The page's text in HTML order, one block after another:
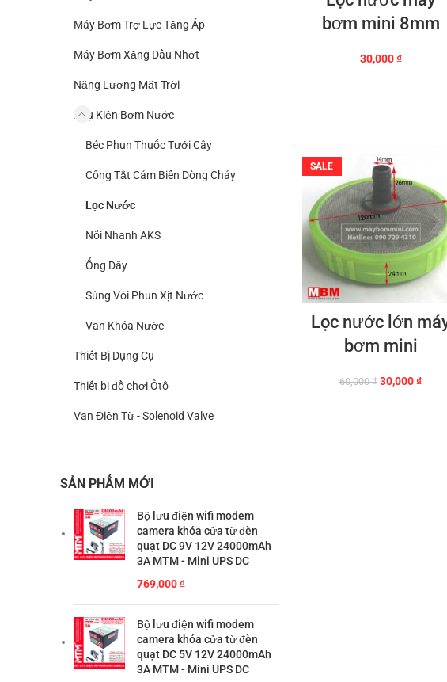
Máy Bơm Trợ Lực Tăng Áp
Máy Bơm Xăng Dầu Nhớt
Năng Lượng Mặt Trời
Phụ Kiện Bơm Nước
Béc Phun Thuốc Tưới Cây
Công Tắt Cảm Biến Dòng Chảy
Lọc Nước
Nối Nhanh AKS
Ống Dây
Súng Vòi Phun Xịt Nước
Van Khóa Nước
Thiết Bị Dụng Cụ
Thiết bị đồ chơi Ôtô
Van Điện Từ - Solenoid Valve
SẢN PHẨM MỚI
Bộ lưu điện wifi modem
camera khóa cửa từ đèn
quạt DC 9V 12V 24000mAh
3A MTM - Mini UPS DC
769,000₫
Bộ lưu điện wifi modem
camera khóa cửa từ đèn
quạt DC 5V 12V 24000mAh
3A MTM - Mini UPS DC
bơm mini 8mm
30,000₫
SALE
Lọc nước lớn
bơm mini
60,000₫ Giá
30,000₫Giá